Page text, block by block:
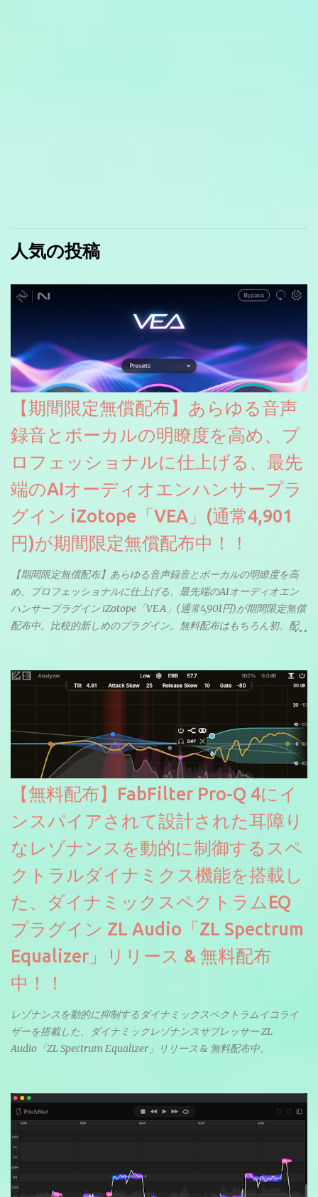
人気の投稿
【期間限定無償配布】あらゆる音声
録音とボーカルの明瞭度を高め、プ
ロフェッショナルに仕上げる、最先
端のAIオーディオエンハンサープラ
グイン iZotope「VEA」(通常4,901
円)が期間限定無償配布中！！
【期間限定無償配布】あらゆる音声録音とボーカルの明瞭度を高
め、プロフェッショナルに仕上げる、最先端のAIオーディオエン
ハンサープラグイン iZotope「VEA」(通常4,901円)が期間限定無償
配布中。比較的新しめのプラグイン。無料配布はもちろん初。配
【無料配布】FabFilter Pro-Q 4にイ
ンスパイアされて設計された耳障り
なレゾナンスを動的に制御するスペ
クトラルダイナミクス機能を搭載し
た、ダイナミックスペクトラムEQ
プラグイン ZL Audio「ZL Spectrum
Equalizer」リリース & 無料配布
中！！
レゾナンスを動的に抑制するダイナミックスペクトラムイコライ
ザーを搭載した、ダイナミックレゾナンスサプレッサー ZL
Audio「ZL Spectrum Equalizer」リリース & 無料配布中。